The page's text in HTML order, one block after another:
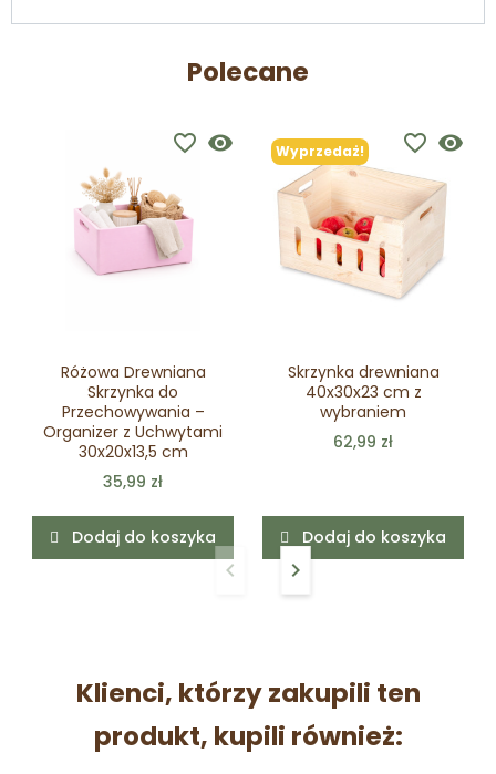
Polecane
visibility
favorite_border
Różowa Drewniana
Skrzynka do
Przechowywania –
Organizer z Uchwytami
30x20x13,5 cm
35,99 zł
Dodaj do koszyka
Wyprzedaż! visibility
favorite_border
Skrzynka drewniana
40x30x23 cm z
wybraniem
62,99 zł
Dodaj do koszyka
Poprzedni
keyboard_arrow_left Następny
keyboard_arrow_right
Klienci, którzy zakupili ten
produkt, kupili również: